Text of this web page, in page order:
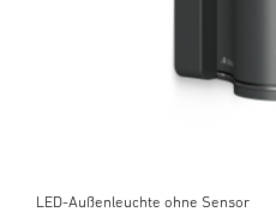
LED-Außenleuchte ohne Sensor